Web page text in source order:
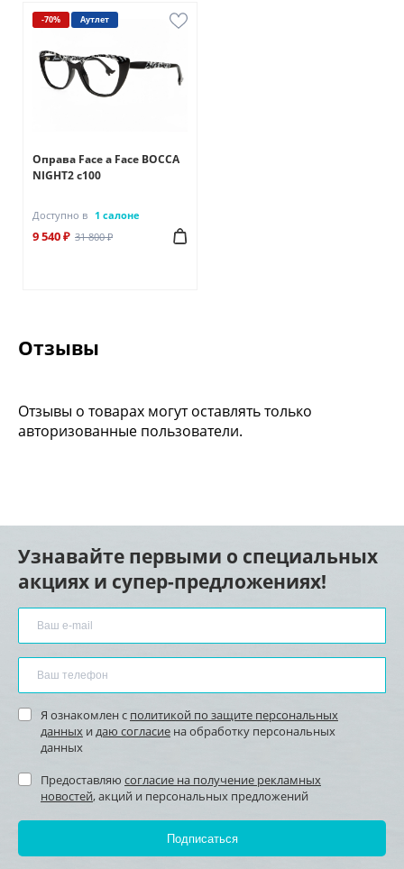
-70% Аутлет
Оправа Face a Face BOCCA
NIGHT2 c100
Доступно в 1 салоне
9 540 ₽ 31 800 ₽
Отзывы
Отзывы о товарах могут оставлять только
авторизованные пользователи.
Узнавайте первыми о специальных
акциях и супер-предложениях!
Я ознакомлен с политикой по защите персональных
данных и даю согласие на обработку персональных
данных
Предоставляю согласие на получение рекламных
новостей, акций и персональных предложений